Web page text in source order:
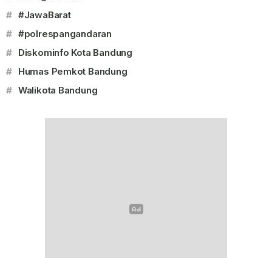
# #JawaBarat
# #polrespangandaran
# Diskominfo Kota Bandung
# Humas Pemkot Bandung
# Walikota Bandung